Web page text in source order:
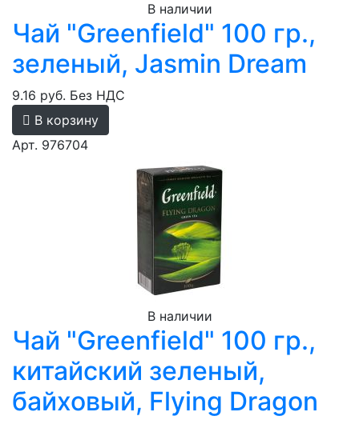
В наличии
Чай "Greenfield" 100 гр.,
зеленый, Jasmin Dream
9.16 руб. Без НДС
В корзину
Арт. 976704
В наличии
Чай "Greenfield" 100 гр.,
китайский зеленый,
байховый, Flying Dragon